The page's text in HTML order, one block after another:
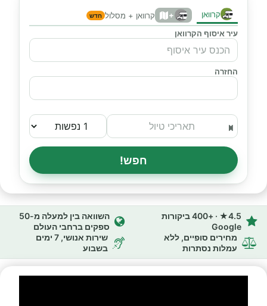
קרוואן + קרוואן + מסלול חדש
עיר איסוף הקרוואן
החזרה
חפש!
4.5★ · +400 ביקורות
Google
השוואה בין למעלה מ-50
ספקים ברחבי העולם
מחירים סופיים, ללא
עמלות נסתרות
שירות אנושי, 7 ימים
בשבוע